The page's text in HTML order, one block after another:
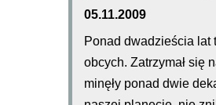
05.11.2009
Ponad dwadzieścia lat
obcych. Zatrzymał się
minęły ponad dwie